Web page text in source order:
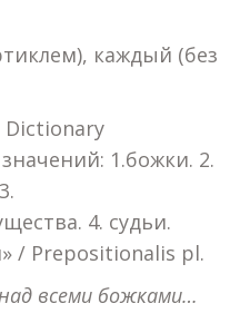
1.божки. 2.
4. судьи.
/ Prepositionalis pl.
всеми божками…